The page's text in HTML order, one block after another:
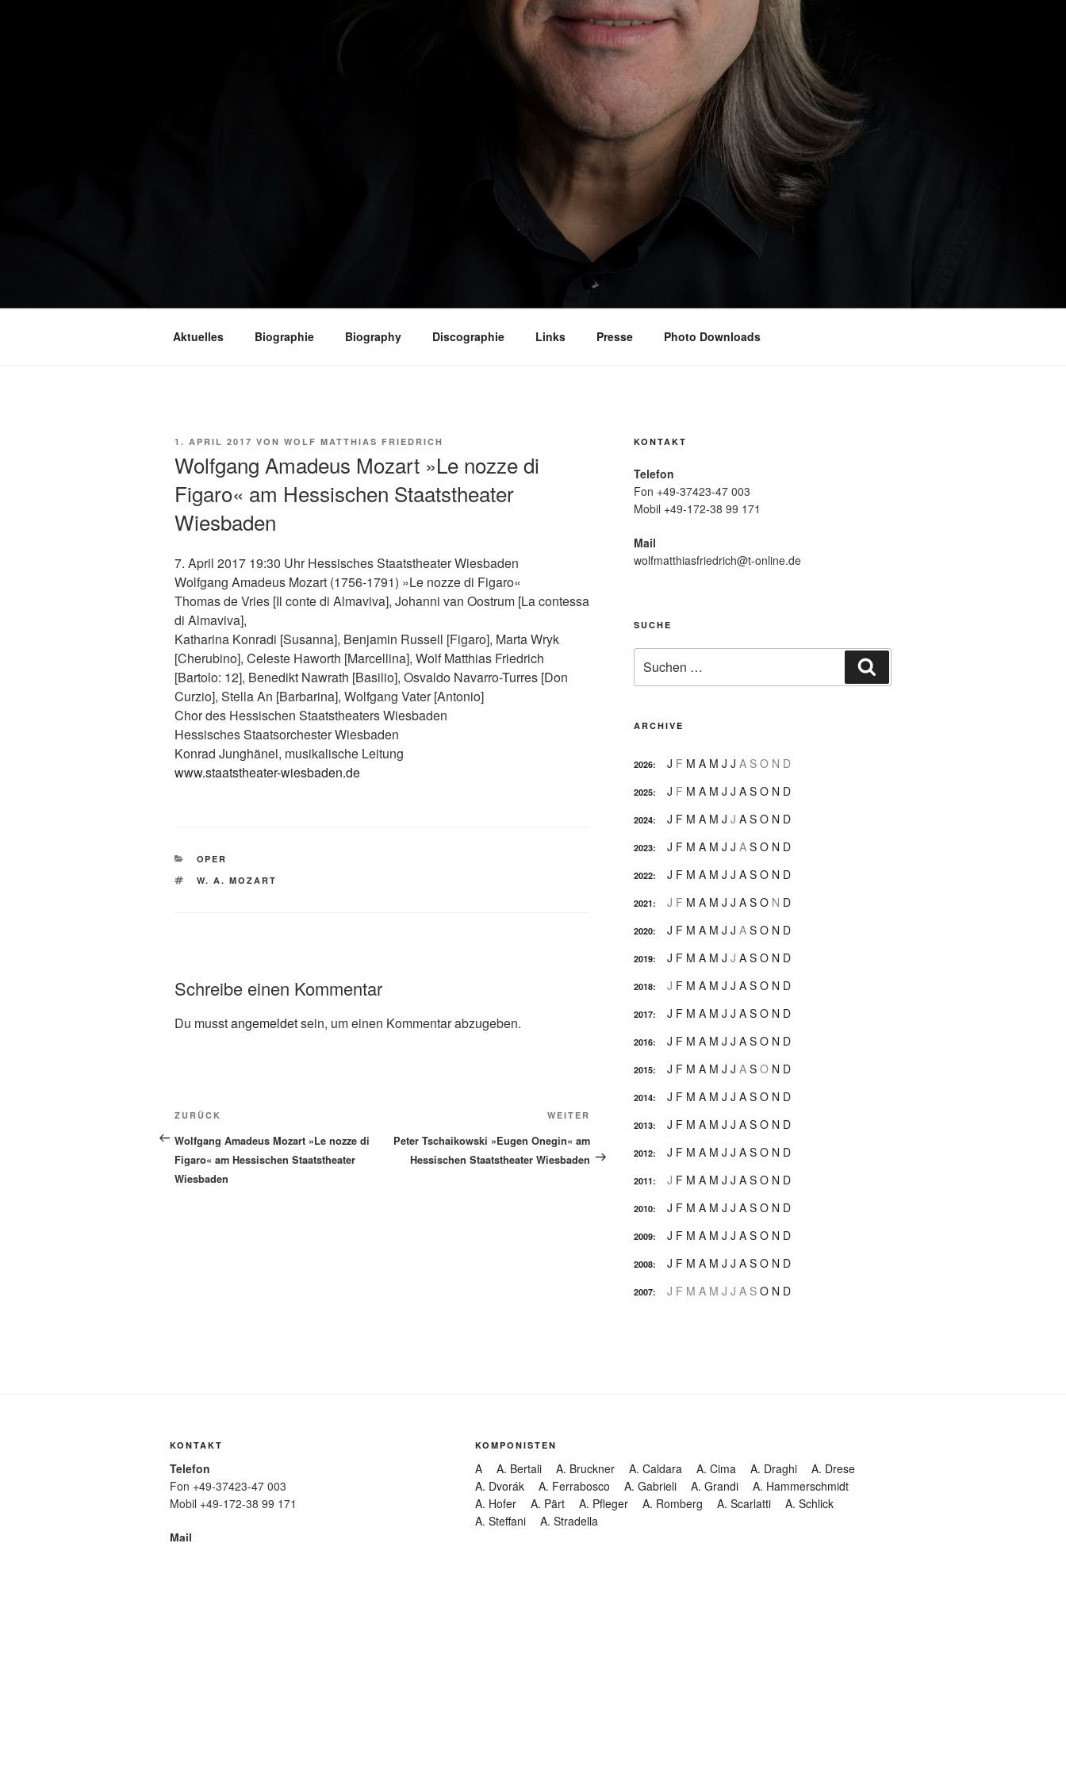
Aktuelles Biographie Biography Discographie Links Presse Photo Downloads
VERÖFFENTLICHT
1. APRIL 2017 VON WOLF MATTHIAS FRIEDRICH
Wolfgang Amadeus Mozart »Le nozze di
Figaro« am Hessischen Staatstheater
Wiesbaden
7. April 2017 19:30 Uhr Hessisches Staatstheater Wiesbaden
Wolfgang Amadeus Mozart (1756-1791) »Le nozze di Figaro«
Thomas de Vries [Il conte di Almaviva], Johanni van Oostrum [La contessa
di Almaviva],
Katharina Konradi [Susanna], Benjamin Russell [Figaro], Marta Wryk
[Cherubino], Celeste Haworth [Marcellina], Wolf Matthias Friedrich
[Bartolo: 12], Benedikt Nawrath [Basilio], Osvaldo Navarro-Turres [Don
Curzio], Stella An [Barbarina], Wolfgang Vater [Antonio]
Chor des Hessischen Staatstheaters Wiesbaden
Hessisches Staatsorchester Wiesbaden
Konrad Junghänel, musikalische Leitung
www.staatstheater-wiesbaden.de
KATEGORIEN
OPER
SCHLAGWÖRTER
W. A. MOZART
Schreibe einen Kommentar
Du musstangemeldetsein, um einen Kommentar abzugeben.
Beitragsnavigation
Vorheriger
Beitrag
ZURÜCK
Wolfgang Amadeus Mozart »Le nozze di
Figaro« am Hessischen Staatstheater
Wiesbaden
Beitrag
WEITER
Peter Tschaikowski »Eugen Onegin« am
Hessischen Staatstheater Wiesbaden
KONTAKT
Telefon
Fon +49-37423-47 003
Mobil +49-172-38 99 171
Mail
wolfmatthiasfriedrich@t-online.de
SUCHE
nach:
ARCHIVE
2026: J F M A M J J A S O N D
2025: J F M A M J J A S O N D
2024: J F M A M J J A S O N D
2023: J F M A M J J A S O N D
2022: J F M A M J J A S O N D
2021: J F M A M J J A S O N D
2020: J F M A M J J A S O N D
2019: J F M A M J J A S O N D
2018: J F M A M J J A S O N D
2017: J F M A M J J A S O N D
2016: J F M A M J J A S O N D
2015: J F M A M J J A S O N D
2014: J F M A M J J A S O N D
2013: J F M A M J J A S O N D
2012: J F M A M J J A S O N D
2011: J F M A M J J A S O N D
2010: J F M A M J J A S O N D
2009: J F M A M J J A S O N D
2008: J F M A M J J A S O N D
2007: J F M A M J J A S O N D
KONTAKT
Telefon
Fon +49-37423-47 003
Mobil +49-172-38 99 171
Mail
KOMPONISTEN
A A. Bertali A. Bruckner A. Caldara A. Cima A. Draghi
A. Drese
A. Dvorák
A. Ferrabosco A. Gabrieli A. Grandi
A. Hammerschmidt
A. Hofer
A. Pärt A. Pfleger A. Romberg A. Scarlatti
A. Schlick
A. Steffani
A. Stradella